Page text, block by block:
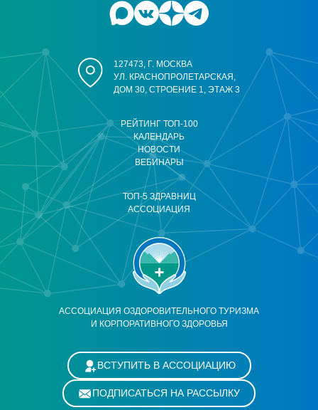
АССОЦИАЦИЯ ОЗДОРОВИТЕЛЬНОГО ТУРИЗМА
И КОРПОРАТИВНОГО ЗДОРОВЬЯ
РЕЙТИНГ ТОП-100
КАЛЕНДАРЬ
НОВОСТИ
ВЕБИНАРЫ
ТОП-5 ЗДРАВНИЦ
АССОЦИАЦИЯ
127473, Г. МОСКВА
УЛ. КРАСНОПРОЛЕТАРСКАЯ,
ДОМ 30, СТРОЕНИЕ 1, ЭТАЖ 3
ВСТУПИТЬ В АССОЦИАЦИЮ
ПОДПИСАТЬСЯ НА РАССЫЛКУ